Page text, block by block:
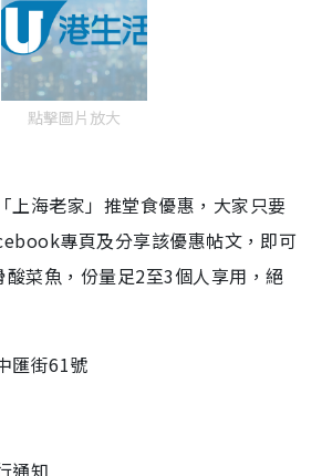
點擊圖片放大
上海老家」推堂食優惠，大家只要
專頁及分享該優惠帖文，即可
菜魚，份量足2至3個人享用，絕
匯街61號
通知